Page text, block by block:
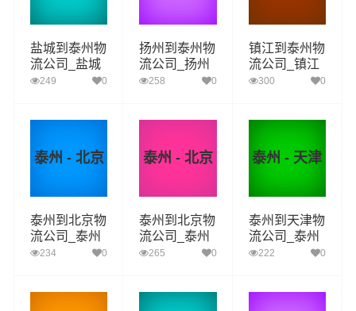
盐城到泰州物
流公司_盐城
到泰州货运_
249 0
扬州到泰州物
流公司_扬州
到泰州货运_
258 0
镇江到泰州物
流公司_镇江
到泰州货运_
300 0
泰州 - 北京
泰州到北京物
流公司_泰州
到北京货运_
234 0
泰州 - 北京
泰州到北京物
流公司_泰州
到北京货运_
265 0
泰州 - 天津
泰州到天津物
流公司_泰州
到天津货运_
222 0